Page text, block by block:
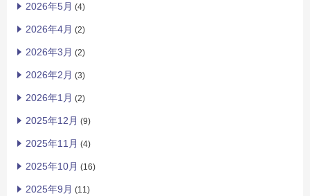
2026年5月 (4)
2026年4月 (2)
2026年3月 (2)
2026年2月 (3)
2026年1月 (2)
2025年12月 (9)
2025年11月 (4)
2025年10月 (16)
2025年9月 (11)